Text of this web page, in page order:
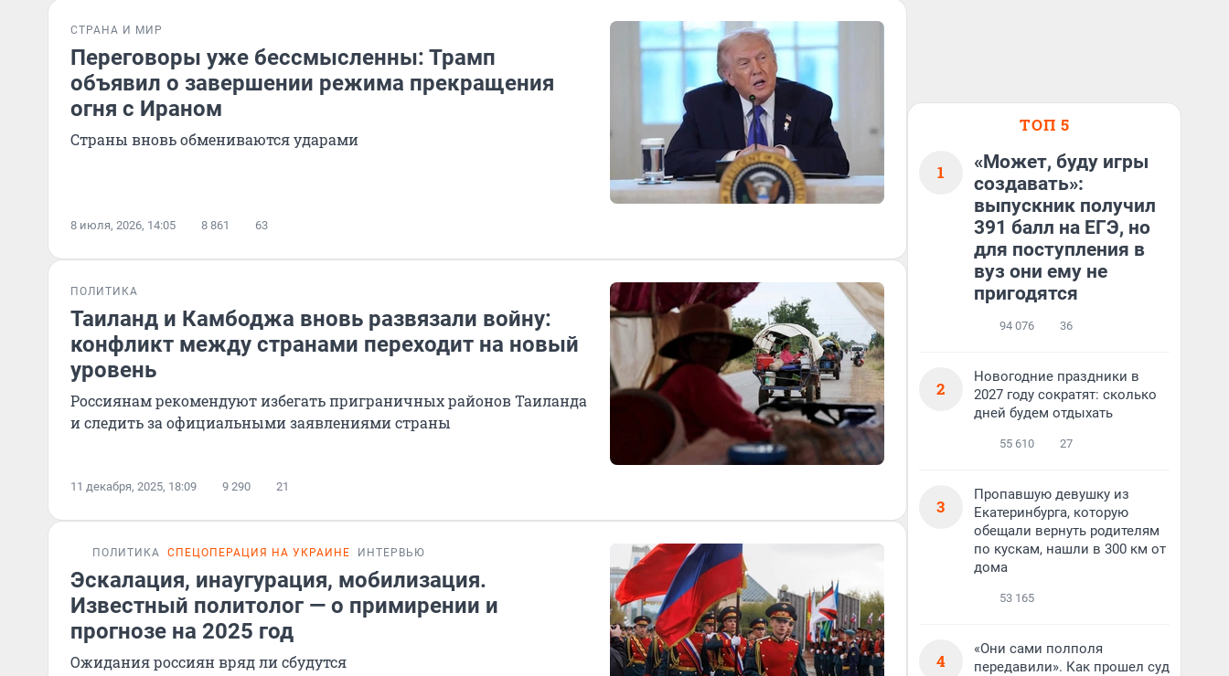
СТРАНА И МИР
Переговоры уже бессмысленны: Трамп
объявил о завершении режима прекращения
огня с Ираном
Страны вновь обмениваются ударами
8 июля, 2026, 14:05 8 861 63
ПОЛИТИКА
Таиланд и Камбоджа вновь развязали войну:
конфликт между странами переходит на новый
уровень
Россиянам рекомендуют избегать приграничных районов Таиланда
и следить за официальными заявлениями страны
11 декабря, 2025, 18:09 9 290 21
ПОЛИТИКА СПЕЦОПЕРАЦИЯ НА УКРАИНЕ ИНТЕРВЬЮ
Эскалация, инаугурация, мобилизация.
Известный политолог — о примирении и
прогнозе на 2025 год
Ожидания россиян вряд ли сбудутся
ТОП 5
1
«Может, буду игры
создавать»:
выпускник получил
391 балл на ЕГЭ, но
для поступления в
вуз они ему не
пригодятся
94 076 36
2
Новогодние праздники в
2027 году сократят: сколько
дней будем отдыхать
55 610 27
3
Пропавшую девушку из
Екатеринбурга, которую
обещали вернуть родителям
по кускам, нашли в 300 км от
дома
53 165
4
«Они сами полполя
передавили». Как прошел суд